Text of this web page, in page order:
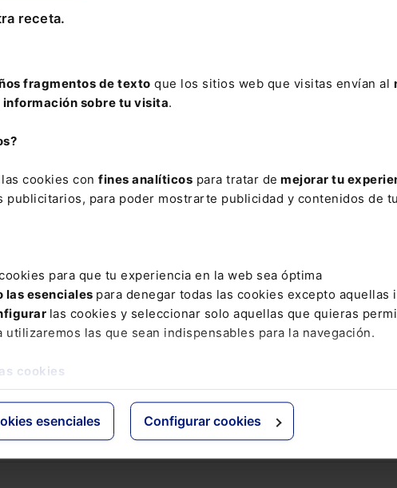
receta.
fragmentos de texto que los sitios web que visitas envían al
sobre tu visita.
cookies con fines analíticos para tratar de mejorar tu
publicitarios, para poder mostrarte publicidad y contenidos de
para que tu experiencia en la web sea óptima
las esenciales para denegar todas las cookies excepto aquellas
las cookies y seleccionar solo aquellas que quieras
utilizaremos las que sean indispensables para la navegación.
cookies
esenciales Configurar cookies
olvidado tu contraseña?
tu acceso con un
Jurídicos
de Derecho
Prácticas
Básicos
Comentados
ELS
El Derecho
Espacio Asesoría
Espacio Pymes